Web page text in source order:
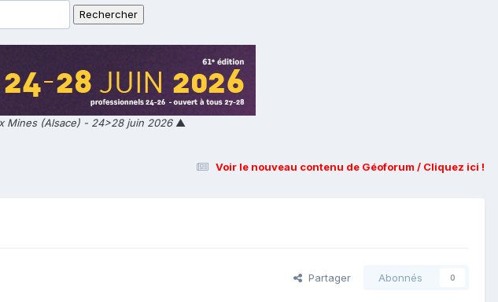
Mines (Alsace) - 24>28 juin 2026▲
Voir le nouveau contenu de Géoforum / Cliquez ici !
Partager Abonnés 0